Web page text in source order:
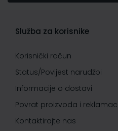
Služba za korisnike
Korisnički račun
Status/Povijest narudžbi
Informacije o dostavi
Povrat proizvoda i
Kontaktirajte nas